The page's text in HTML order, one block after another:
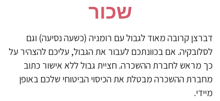
שכור
קרובה מאוד לגבול עם רומניה (כשעה נסיעה) וגם
אם בכוונתכם לעבור את הגבול, עליכם להצהיר על
מראש לחברת ההשכרה. חציית גבול ללא אישור כתוב
ההשכרה מבטלת את הכיסוי הביטוחי שלכם באופן